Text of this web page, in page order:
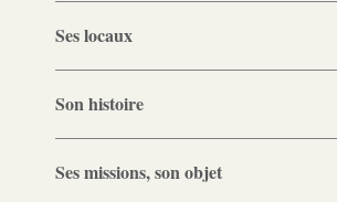
Ses locaux
Son histoire
Ses missions, son objet